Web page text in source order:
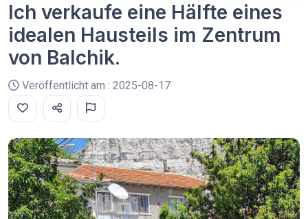
Ich verkaufe eine Hälfte eines
idealen Hausteils im Zentrum
von Balchik.
Veröffentlicht am : 2025-08-17